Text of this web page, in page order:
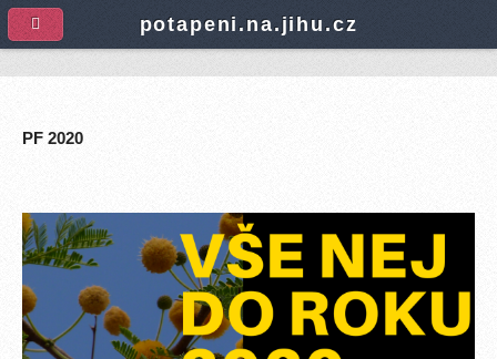
A
PF 2020
potapeni.na.jihu.cz